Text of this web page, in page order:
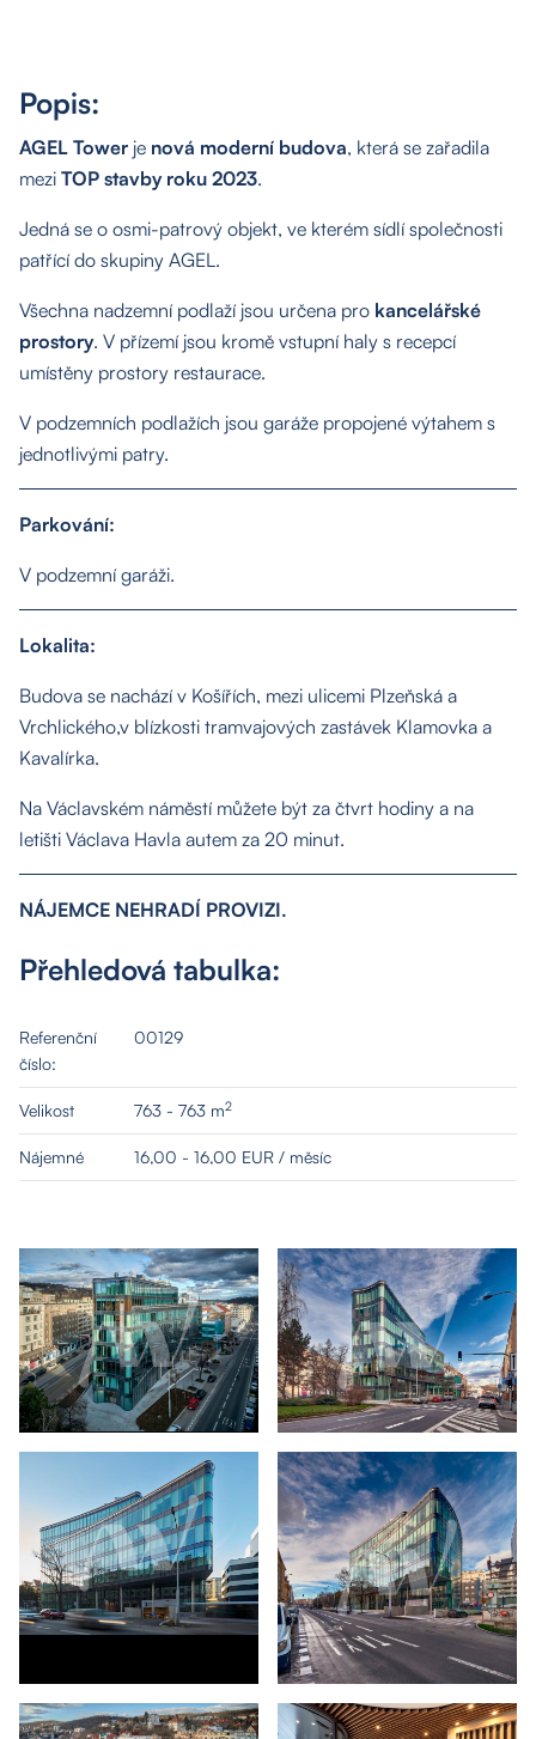
O nás
Nemovitosti
Popis:
AGEL Tower je nová moderní budova, která se zařadila
mezi TOP stavby roku 2023.
Jedná se o osmi-patrový objekt, ve kterém sídlí společnosti
patřící do skupiny AGEL.
Všechna nadzemní podlaží jsou určena pro kancelářské
prostory. V přízemí jsou kromě vstupní haly s recepcí
umístěny prostory restaurace.
V podzemních podlažích jsou garáže propojené výtahem s
jednotlivými patry.
Parkování:
V podzemní garáži.
Lokalita:
Budova se nachází v Košířích, mezi ulicemi Plzeňská a
Vrchlického,v blízkosti tramvajových zastávek Klamovka a
Kavalírka.
Na Václavském náměstí můžete být za čtvrt hodiny a na
letišti Václava Havla autem za 20 minut.
NÁJEMCE NEHRADÍ PROVIZI.
Přehledová tabulka:
Referenční
číslo:
00129
Velikost 763 - 763 m2
Nájemné 16,00 - 16,00 EUR / měsíc